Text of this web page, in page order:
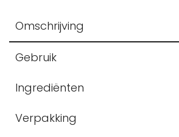
Omschrijving
Gebruik
Ingrediënten
Verpakking